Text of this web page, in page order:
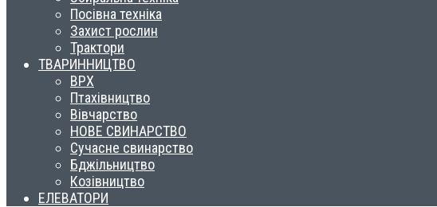
Посівна техніка
Захист рослин
Трактори
ТВАРИННИЦТВО
ВРХ
Птахівництво
Вівчарство
НОВЕ СВИНАРСТВО
Сучасне свинарство
Бджільництво
Козівництво
ЕЛЕВАТОРИ